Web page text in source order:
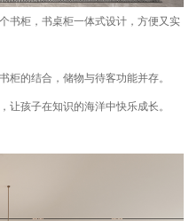
书柜，书桌柜一体式设计，方便又实
柜的结合，储物与待客功能并存。
让孩子在知识的海洋中快乐成长。